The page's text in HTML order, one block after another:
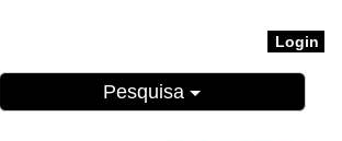
Login
Pesquisa